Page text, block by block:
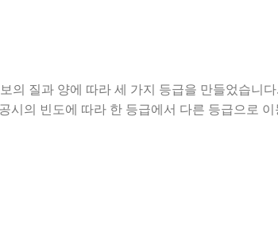
질과 양에 따라 세 가지 등급을 만들었습니
의 빈도에 따라 한 등급에서 다른 등급으로